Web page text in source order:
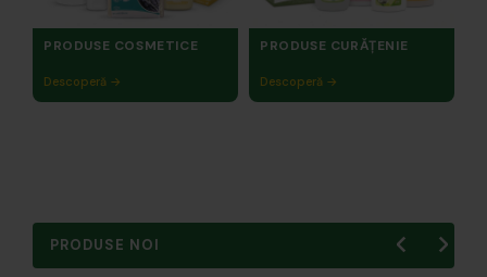
PRODUSE COSMETICE
Descoperă →
PRODUSE CURĂȚENIE
Descoperă →
PRODUSE NOI